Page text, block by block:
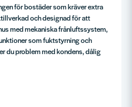
för bostäder som kräver extra
och designad för att
med mekaniska frånluftssystem,
som fuktstyrning och
du problem med kondens, dålig